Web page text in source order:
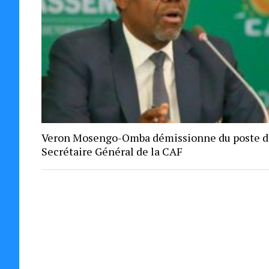
Veron Mosengo-Omba démissionne du poste
Secrétaire Général de la CAF